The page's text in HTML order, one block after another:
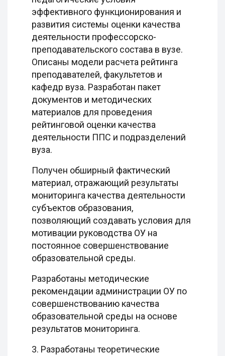
эффективного функционирования и
развития системы оценки качества
деятельности профессорско-
преподавательского состава в вузе.
Описаны модели расчета рейтинга
преподавателей, факультетов и
кафедр вуза. Разработан пакет
документов и методических
материалов для проведения
рейтинговой оценки качества
деятельности ППС и подразделений
вуза.
Получен обширный фактический
материал, отражающий результаты
мониторинга качества деятельности
субъектов образования,
позволяющий создавать условия для
мотивации руководства ОУ на
постоянное совершенствование
образовательной среды.
Разработаны методические
рекомендации администрации ОУ по
совершенствованию качества
образовательной среды на основе
результатов мониторинга.
3. Разработаны теоретические